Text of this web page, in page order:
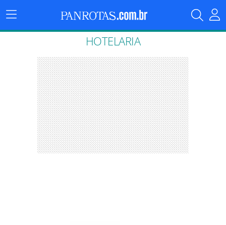
Menu
Principal
HOTELARIA